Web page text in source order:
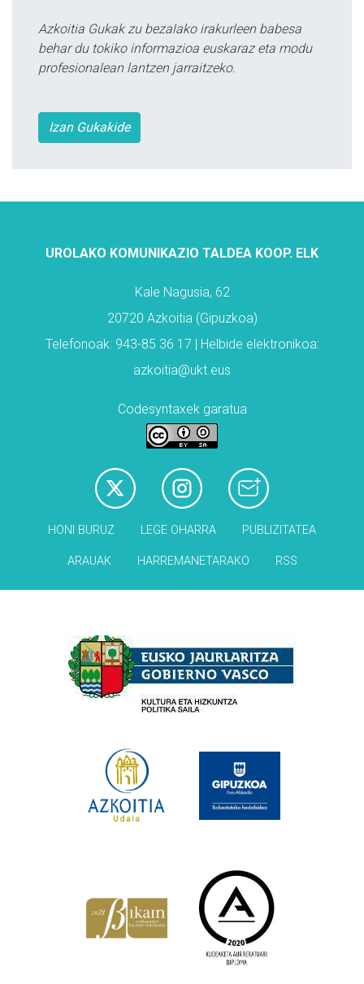
Azkoitia Gukak zu bezalako irakurleen babesa
behar du tokiko informazioa euskaraz eta modu
profesionalean lantzen jarraitzeko.
Izan Gukakide
UROLAKO KOMUNIKAZIO TALDEA KOOP. ELK
Kale Nagusia, 62
20720 Azkoitia (Gipuzkoa)
Telefonoak: 943-85 36 17 | Helbide elektronikoa:
azkoitia@ukt.eus
Codesyntaxek garatua
HONI BURUZ LEGE OHARRA PUBLIZITATEA
ARAUAK HARREMANETARAKO RSS